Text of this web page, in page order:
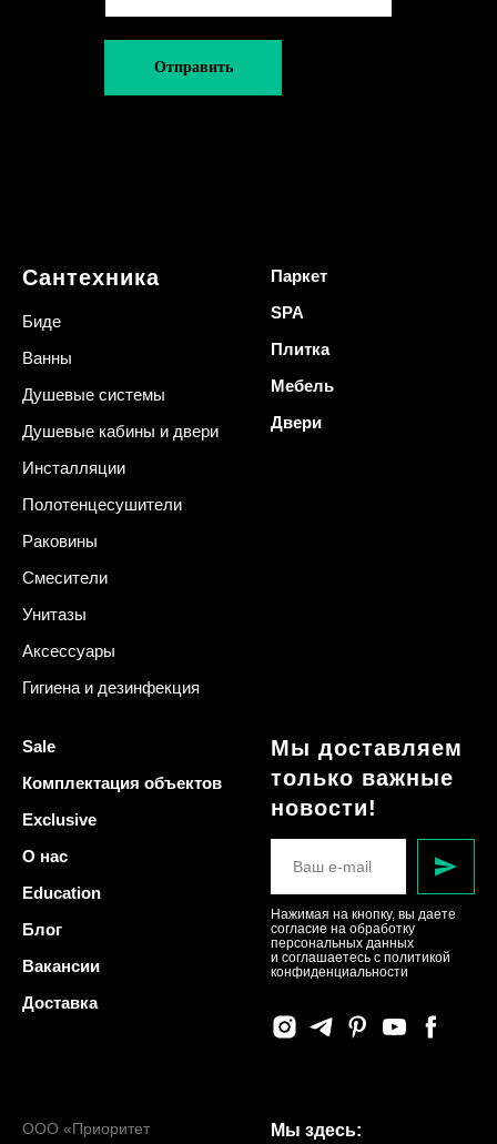
Отправить
Сантехника
Биде
Ванны
Душевые системы
Душевые кабины и двери
Инсталляции
Полотенцесушители
Раковины
Смесители
Унитазы
Аксессуары
Гигиена и дезинфекция
Паркет
SPA
Плитка
Мебель
Двери
Sale
Комплектация объектов
Exclusive
О нас
Education
Блог
Вакансии
Доставка
Мы доставляем
только важные
новости!
Нажимая на кнопку, вы даете
согласие на обработку
персональных данных
и соглашаетесь c политикой
конфиденциальности
ООО «Приоритет
Мы здесь: